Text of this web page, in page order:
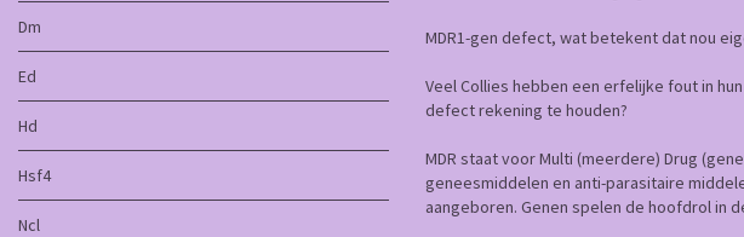
Dm
Ed
Hd
Hsf4
Ncl
MDR1-gen defect, wat betekent dat nou
Veel Collies hebben een erfelijke fout in
defect rekening te houden?
MDR staat voor Multi (meerdere) Drug
geneesmiddelen en anti-parasitaire
aangeboren. Genen spelen de hoofdrol in